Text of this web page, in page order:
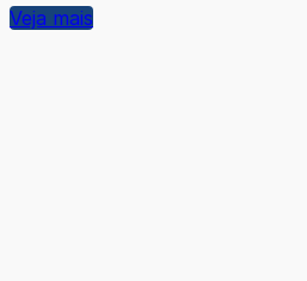
Veja mais